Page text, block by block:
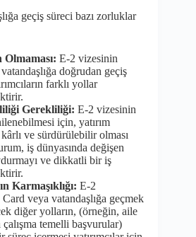
geçiş süreci bazı zorluklar
E-2 vizesinin
doğrudan geçiş
farklı yollar
Gerekliliği: E-2 vizesinin
için, yatırım
ve sürdürülebilir olması
iş dünyasında değişen
ve dikkatli bir iş
Karmaşıklığı: E-2
veya vatandaşlığa geçmek
diğer yolların, (örneğin, aile
temelli başvurular)